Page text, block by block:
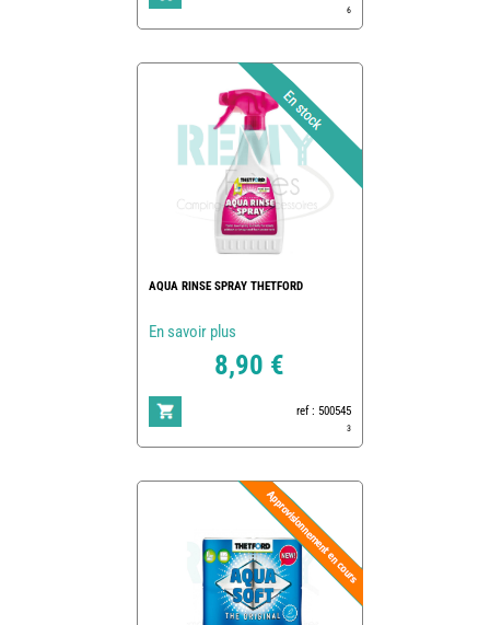
6
AQUA RINSE SPRAY THETFORD
En savoir plus
8,90 €
ref : 500545
3